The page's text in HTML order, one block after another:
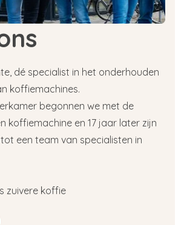
dé specialist in het onderhouden
koffiemachines.
begonnen we met de
koffiemachine en 17 jaar later zijn
een team van specialisten in
zuivere koffie